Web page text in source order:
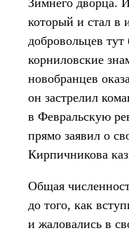
Зимнего дворца.
который и стал в
добровольцев
корниловские
новобранцев
он застрелил
в Февральскую
прямо заявил о
Кирпичникова
Общая
до того, как
и жаловались в